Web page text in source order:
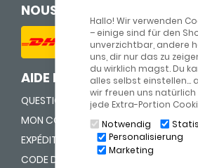
Hallo! Wir verwenden
– einige sind für den
unverzichtbar, andere
uns, dir nur das zu
du wirklich magst. Du
alles selbst einstellen…
wir freuen uns
jede Extra-Portion
Notwendig
Personalisierung
Marketing
NOUS EXPÉDIONS AVEC
AIDE ET INFORMATIONS
QUESTIONS FRÉQUENTES(FAQ)
MON COMPTE
EXPÉDITION ET RETOUR
CODE DE LA CONSOMMATION